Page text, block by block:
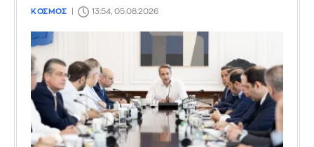
ΚΟΣΜΟΣ 13:54, 05.08.2026